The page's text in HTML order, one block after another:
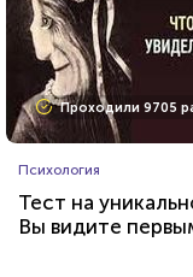
Проходили 8032
Игры
Тест по игре Dota
Проходили 9705
Психология
Тест на
Вы видите